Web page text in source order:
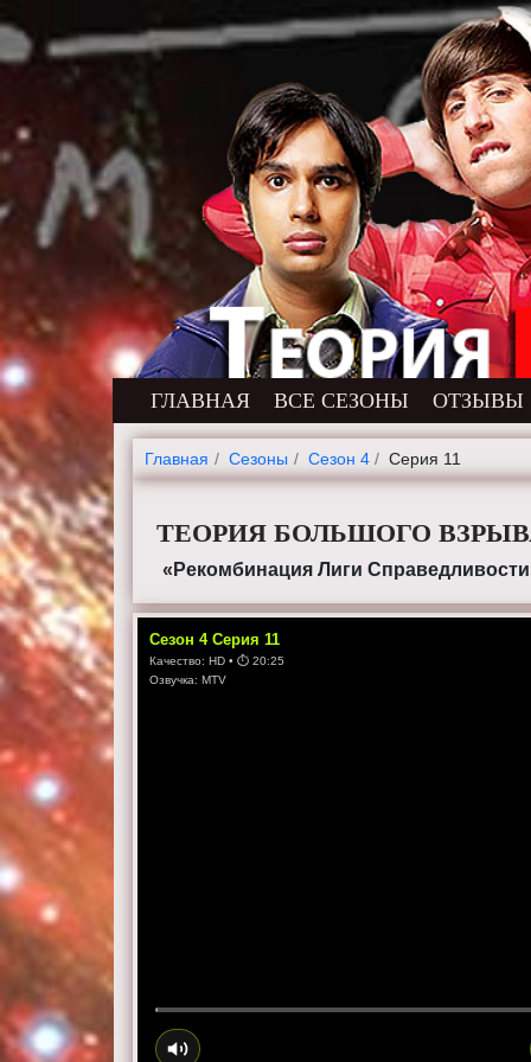
ГЛАВНАЯ ВСЕ СЕЗОНЫ ОТЗЫВЫ
Главная Cезоны Сезон 4 Серия 11
ТЕОРИЯ БОЛЬШОГО
«Рекомбинация Лиги
Сезон4 Серия11
Качество:HD • ⏱20:25
Озвучка:MTV